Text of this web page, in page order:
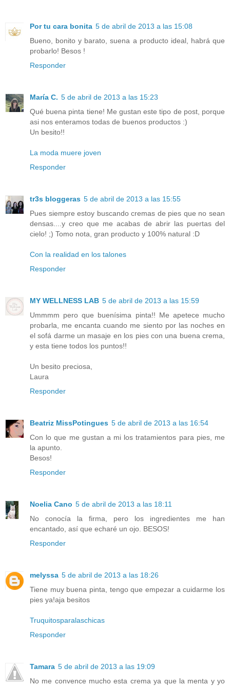
Por tu cara bonita 5 de abril de 2013 a las 15:08
Bueno, bonito y barato, suena a producto ideal, habrá que
probarlo! Besos !
Responder
María C. 5 de abril de 2013 a las 15:23
Qué buena pinta tiene! Me gustan este tipo de post, porque
asi nos enteramos todas de buenos productos :)
Un besito!!
La moda muere joven
Responder
tr3s bloggeras 5 de abril de 2013 a las 15:55
Pues siempre estoy buscando cremas de pies que no sean
densas....y creo que me acabas de abrir las puertas del
cielo! ;) Tomo nota, gran producto y 100% natural :D
Con la realidad en los talones
Responder
MY WELLNESS LAB 5 de abril de 2013 a las 15:59
Ummmm pero que buenísima pinta!! Me apetece mucho
probarla, me encanta cuando me siento por las noches en
el sofá darme un masaje en los pies con una buena crema,
y esta tiene todos los puntos!!
Un besito preciosa,
Laura
Responder
Beatriz MissPotingues 5 de abril de 2013 a las 16:54
Con lo que me gustan a mi los tratamientos para pies, me
la apunto.
Besos!
Responder
Noelia Cano 5 de abril de 2013 a las 18:11
No conocía la firma, pero los ingredientes me han
encantado, así que echaré un ojo. BESOS!
Responder
melyssa 5 de abril de 2013 a las 18:26
Tiene muy buena pinta, tengo que empezar a cuidarme los
pies ya!aja besitos
Truquitosparalaschicas
Responder
Tamara 5 de abril de 2013 a las 19:09
No me convence mucho esta crema ya que la menta y yo